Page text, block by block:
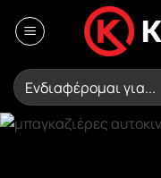
στο
Αναζήτηση
για: